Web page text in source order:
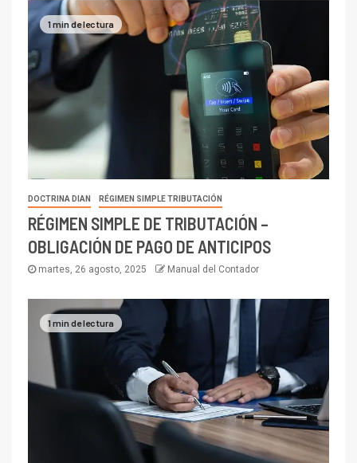
1 min de lectura
DOCTRINA DIAN RÉGIMEN SIMPLE TRIBUTACIÓN
RÉGIMEN SIMPLE DE TRIBUTACIÓN –
OBLIGACIÓN DE PAGO DE ANTICIPOS
martes, 26 agosto, 2025 Manual del Contador
1 min de lectura